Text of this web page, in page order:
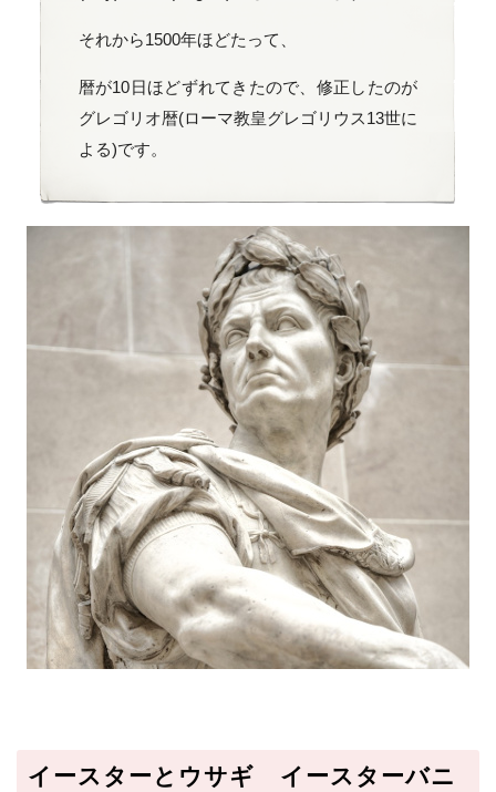
それから1500年ほどたって、
暦が10日ほどずれてきたので、修正したのが
グレゴリオ暦(ローマ教皇グレゴリウス13世に
よる)です。
イースターとウサギ イースターバニ